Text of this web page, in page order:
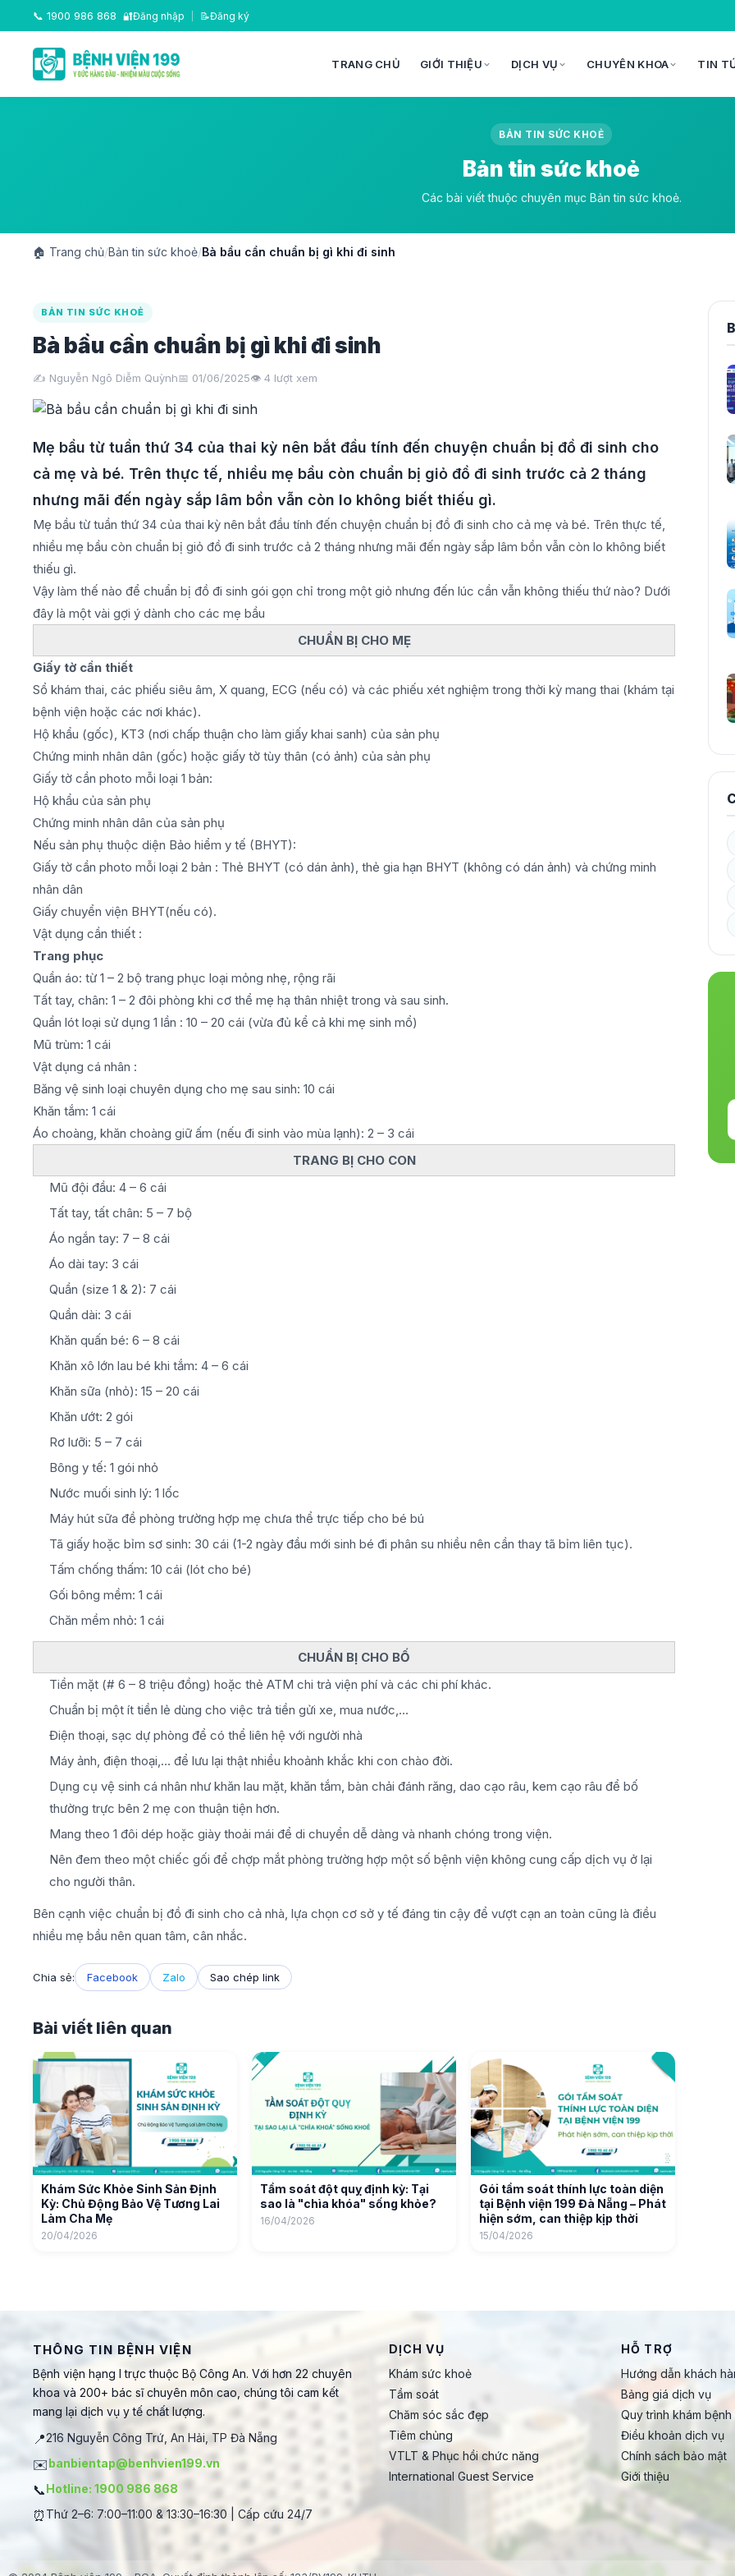
📞 1900 986 868 🔐Đăng nhập 📝Đăng ký
TRANG CHỦ GIỚI THIỆU DỊCH VỤ CHUYÊN KHOA TIN
BẢN TIN SỨC KHOẺ
Bản tin sức khoẻ
Các bài viết thuộc chuyên mục Bản tin sức khoẻ.
🏠 Trang chủ/Bản tin sức khoẻ/Bà bầu cần chuẩn bị gì khi đi sinh
BẢN TIN SỨC KHOẺ
Bà bầu cần chuẩn bị gì khi đi sinh
✍️ Nguyễn Ngô Diễm Quỳnh📅 01/06/2025👁️ 4 lượt xem
Mẹ bầu từ tuần thứ 34 của thai kỳ nên bắt đầu tính đến chuyện chuẩn bị đồ đi sinh cho
cả mẹ và bé. Trên thực tế, nhiều mẹ bầu còn chuẩn bị giỏ đồ đi sinh trước cả 2 tháng
nhưng mãi đến ngày sắp lâm bồn vẫn còn lo không biết thiếu gì.
Mẹ bầu từ tuần thứ 34 của thai kỳ nên bắt đầu tính đến chuyện chuẩn bị đồ đi sinh cho cả mẹ và bé. Trên thực tế,
nhiều mẹ bầu còn chuẩn bị giỏ đồ đi sinh trước cả 2 tháng nhưng mãi đến ngày sắp lâm bồn vẫn còn lo không biết
thiếu gì.
Vậy làm thế nào để chuẩn bị đồ đi sinh gói gọn chỉ trong một giỏ nhưng đến lúc cần vẫn không thiếu thứ nào? Dưới
đây là một vài gợi ý dành cho các mẹ bầu
CHUẨN BỊ CHO MẸ
Giấy tờ cần thiết
Sổ khám thai, các phiếu siêu âm, X quang, ECG (nếu có) và các phiếu xét nghiệm trong thời kỳ mang thai (khám tại
bệnh viện hoặc các nơi khác).
Hộ khẩu (gốc), KT3 (nơi chấp thuận cho làm giấy khai sanh) của sản phụ
Chứng minh nhân dân (gốc) hoặc giấy tờ tùy thân (có ảnh) của sản phụ
Giấy tờ cần photo mỗi loại 1 bản:
Hộ khẩu của sản phụ
Chứng minh nhân dân của sản phụ
Nếu sản phụ thuộc diện Bảo hiểm y tế (BHYT):
Giấy tờ cần photo mỗi loại 2 bản : Thẻ BHYT (có dán ảnh), thẻ gia hạn BHYT (không có dán ảnh) và chứng minh
nhân dân
Giấy chuyển viện BHYT(nếu có).
Vật dụng cần thiết :
Trang phục
Quần áo: từ 1 – 2 bộ trang phục loại mỏng nhẹ, rộng rãi
Tất tay, chân: 1 – 2 đôi phòng khi cơ thể mẹ hạ thân nhiệt trong và sau sinh.
Quần lót loại sử dụng 1 lần : 10 – 20 cái (vừa đủ kể cả khi mẹ sinh mổ)
Mũ trùm: 1 cái
Vật dụng cá nhân :
Băng vệ sinh loại chuyên dụng cho mẹ sau sinh: 10 cái
Khăn tắm: 1 cái
Áo choàng, khăn choàng giữ ấm (nếu đi sinh vào mùa lạnh): 2 – 3 cái
TRANG BỊ CHO CON
Mũ đội đầu: 4 – 6 cái
Tất tay, tất chân: 5 – 7 bộ
Áo ngắn tay: 7 – 8 cái
Áo dài tay: 3 cái
Quần (size 1 & 2): 7 cái
Quần dài: 3 cái
Khăn quấn bé: 6 – 8 cái
Khăn xô lớn lau bé khi tắm: 4 – 6 cái
Khăn sữa (nhỏ): 15 – 20 cái
Khăn ướt: 2 gói
Rơ lưỡi: 5 – 7 cái
Bông y tế: 1 gói nhỏ
Nước muối sinh lý: 1 lốc
Máy hút sữa đề phòng trường hợp mẹ chưa thể trực tiếp cho bé bú
Tã giấy hoặc bỉm sơ sinh: 30 cái (1-2 ngày đầu mới sinh bé đi phân su nhiều nên cần thay tã bỉm liên tục).
Tấm chống thấm: 10 cái (lót cho bé)
Gối bông mềm: 1 cái
Chăn mềm nhỏ: 1 cái
CHUẨN BỊ CHO BỐ
Tiền mặt (# 6 – 8 triệu đồng) hoặc thẻ ATM chi trả viện phí và các chi phí khác.
Chuẩn bị một ít tiền lẻ dùng cho việc trả tiền gửi xe, mua nước,…
Điện thoại, sạc dự phòng để có thể liên hệ với người nhà
Máy ảnh, điện thoại,… để lưu lại thật nhiều khoảnh khắc khi con chào đời.
Dụng cụ vệ sinh cá nhân như khăn lau mặt, khăn tắm, bàn chải đánh răng, dao cạo râu, kem cạo râu để bố
thường trực bên 2 mẹ con thuận tiện hơn.
Mang theo 1 đôi dép hoặc giày thoải mái để di chuyển dễ dàng và nhanh chóng trong viện.
Nên đem theo một chiếc gối để chợp mắt phòng trường hợp một số bệnh viện không cung cấp dịch vụ ở lại
cho người thân.
Bên cạnh việc chuẩn bị đồ đi sinh cho cả nhà, lựa chọn cơ sở y tế đáng tin cậy để vượt cạn an toàn cũng là điều
nhiều mẹ bầu nên quan tâm, cân nhắc.
Chia sẻ: Facebook Zalo Sao chép link
Bài viết liên quan
Khám Sức Khỏe Sinh Sản Định
Kỳ: Chủ Động Bảo Vệ Tương Lai
Làm Cha Mẹ
20/04/2026
Tầm soát đột quỵ định kỳ: Tại
sao là "chìa khóa" sống khỏe?
16/04/2026
Gói tầm soát thính lực toàn diện
tại Bệnh viện 199 Đà Nẵng – Phát
hiện sớm, can thiệp kịp thời
15/04/2026
THÔNG TIN BỆNH VIỆN
Bệnh viện hạng I trực thuộc Bộ Công An. Với hơn 22 chuyên
khoa và 200+ bác sĩ chuyên môn cao, chúng tôi cam kết
mang lại dịch vụ y tế chất lượng.
📍216 Nguyễn Công Trứ, An Hải, TP Đà Nẵng
✉️banbientap@benhvien199.vn
📞Hotline: 1900 986 868
⏰ Thứ 2–6: 7:00–11:00 & 13:30–16:30 | Cấp cứu 24/7
DỊCH VỤ
Khám sức khoẻ
Tầm soát
Chăm sóc sắc đẹp
Tiêm chủng
VTLT & Phục hồi chức năng
International Guest Service
HỖ TRỢ
Hướng dẫn khách
Bảng giá dịch vụ
Quy trình khám bệnh
Điều khoản dịch vụ
Chính sách bảo mật
Giới thiệu